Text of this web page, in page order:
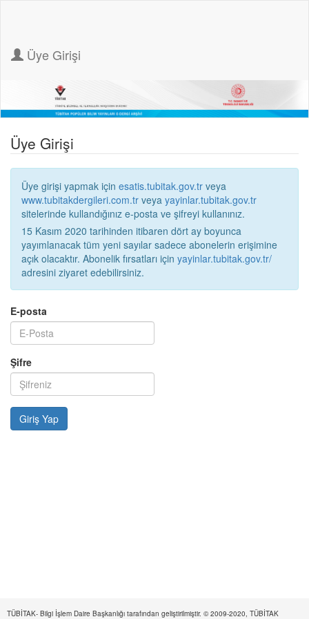
Üye Girişi
Üye Girişi
Üye girişi yapmak için esatis.tubitak.gov.tr veya
www.tubitakdergileri.com.tr veya yayinlar.tubitak.gov.tr
sitelerinde kullandığınız e-posta ve şifreyi kullanınız.
15 Kasım 2020 tarihinden itibaren dört ay boyunca
yayımlanacak tüm yeni sayılar sadece abonelerin erişimine
açık olacaktır. Abonelik fırsatları için yayinlar.tubitak.gov.tr/
adresini ziyaret edebilirsiniz.
E-posta
Şifre
TÜBİTAK- Bilgi İşlem Daire Başkanlığı tarafından geliştirilmiştir. © 2009-2020, TÜBİTAK